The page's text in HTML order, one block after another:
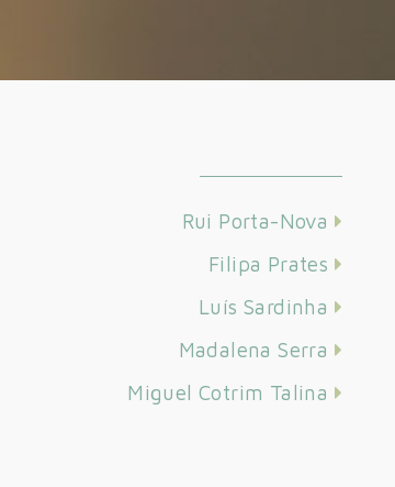
Rui Porta-Nova
Filipa Prates
Luís Sardinha
Madalena Serra
Miguel Cotrim Talina